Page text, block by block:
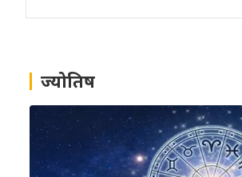
ज्योतिष